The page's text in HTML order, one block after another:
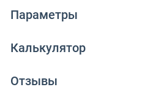
Параметры
Калькулятор
Отзывы